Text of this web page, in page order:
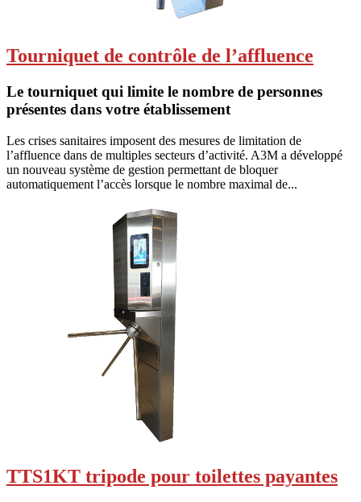
Tourniquet de contrôle de l’affluence
Le tourniquet qui limite le nombre de personnes
présentes dans votre établissement
Les crises sanitaires imposent des mesures de limitation de
l’affluence dans de multiples secteurs d’activité. A3M a développé
un nouveau système de gestion permettant de bloquer
automatiquement l’accès lorsque le nombre maximal de...
TTS1KT tripode pour toilettes payantes